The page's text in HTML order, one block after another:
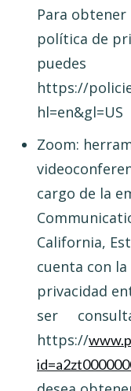
Para
política
https://
hl=en&gl=US
Zoom:
cargo de la
California,
cuenta con
privacidad
ser
https://